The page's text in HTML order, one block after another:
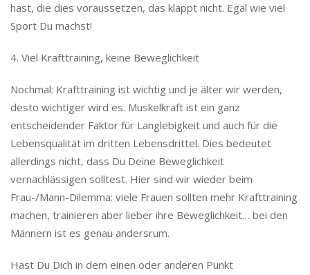
hast, die dies voraussetzen, das klappt nicht. Egal wie viel
Sport Du machst!
4. Viel Krafttraining, keine Beweglichkeit
Nochmal: Krafttraining ist wichtig und je älter wir werden,
desto wichtiger wird es. Muskelkraft ist ein ganz
entscheidender Faktor für Langlebigkeit und auch für die
Lebensqualität im dritten Lebensdrittel. Dies bedeutet
allerdings nicht, dass Du Deine Beweglichkeit
vernachlässigen solltest. Hier sind wir wieder beim
Frau-/Mann-Dilemma: viele Frauen sollten mehr Krafttraining
machen, trainieren aber lieber ihre Beweglichkeit… bei den
Männern ist es genau andersrum.
Hast Du Dich in dem einen oder anderen Punkt